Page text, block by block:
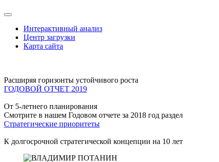
Интерактивный анализ
Центр загрузки
Карта сайта
Расширяя горизонты устойчивого роста
ГОДОВОЙ ОТЧЕТ 2019
От 5-летнего планирования
Смотрите в нашем Годовом отчете за 2018 год раздел
Стратегические приоритеты
К долгосрочной стратегической концепции на 10 лет